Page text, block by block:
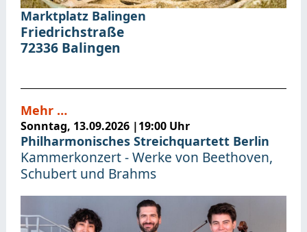
Marktplatz Balingen
Friedrichstraße
72336 Balingen
Sonntag, 13.09.2026 |19:00 Uhr
Philharmonisches Streichquartett Berlin
Kammerkonzert - Werke von Beethoven,
Schubert und Brahms
Mehr …